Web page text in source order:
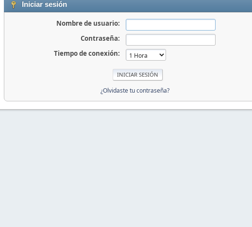
Iniciar sesión
Nombre de usuario:
Contraseña:
Tiempo de conexión:
¿Olvidaste tu contraseña?